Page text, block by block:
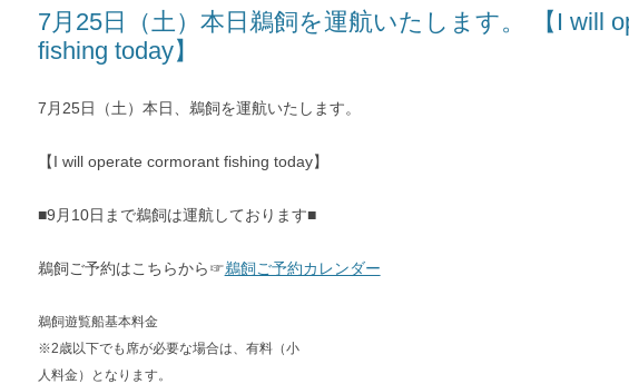
7月25日（土）本日鵜飼を運航いたします。 【I will
fishing today】
7月25日（土）本日、鵜飼を運航いたします。
【I will operate cormorant fishing today】
■9月10日まで鵜飼は運航しております■
鵜飼ご予約はこちらから☞鵜飼ご予約カレンダー
鵜飼遊覧船基本料金
※2歳以下でも席が必要な場合は、有料（小
人料金）となります。